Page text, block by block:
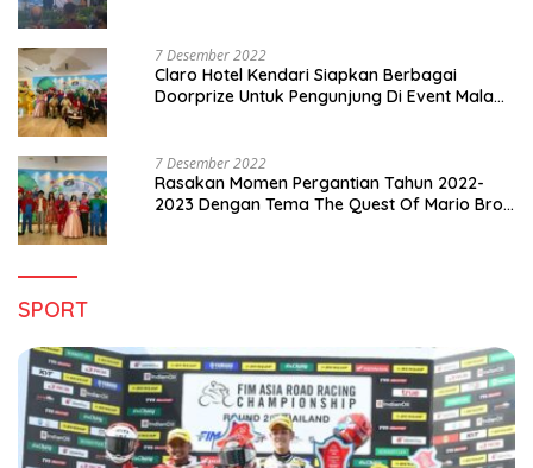
7 Desember 2022
Claro Hotel Kendari Siapkan Berbagai
Doorprize Untuk Pengunjung Di Event Malam
7 Desember 2022
Rasakan Momen Pergantian Tahun 2022-
2023 Dengan Tema The Quest Of Mario Bros
SPORT